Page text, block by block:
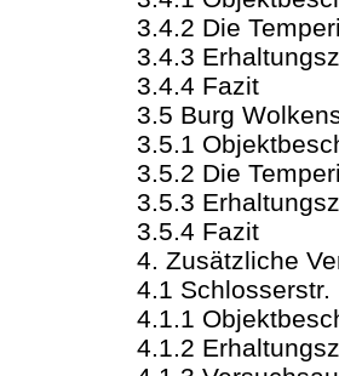
3.4.2 Die
3.4.3
3.4.4 Fazit
3.5 Burg
3.5.1
3.5.2 Die
3.5.3
3.5.4 Fazit
4. Zusätzliche
4.1 Schlosserstr.
4.1.1
4.1.2